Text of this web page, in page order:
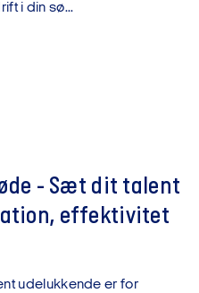
i din sø...
- Sæt dit talent
effektivitet
udelukkende er for